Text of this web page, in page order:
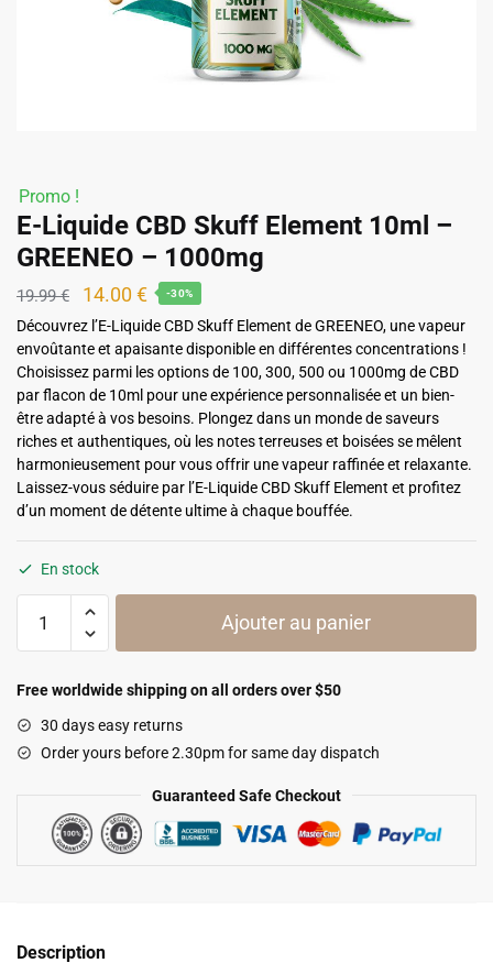
Promo !
E-Liquide CBD Skuff Element 10ml –
GREENEO – 1000mg
19.99€
Le
prix
initial
était :
19.99 €.
14.00 €Le
prix
actuel
est :
14.00 €.
-30%
Découvrez l’E-Liquide CBD Skuff Element de GREENEO, une vapeur
envoûtante et apaisante disponible en différentes concentrations !
Choisissez parmi les options de 100, 300, 500 ou 1000mg de CBD
par flacon de 10ml pour une expérience personnalisée et un bien-
être adapté à vos besoins. Plongez dans un monde de saveurs
riches et authentiques, où les notes terreuses et boisées se mêlent
harmonieusement pour vous offrir une vapeur raffinée et relaxante.
Laissez-vous séduire par l’E-Liquide CBD Skuff Element et profitez
d’un moment de détente ultime à chaque bouffée.
En stock
Liquide
Skuff
Element
GREENEO
Ajouter au panier
Free worldwide shipping on all orders over $50
30 days easy returns
Order yours before 2.30pm for same day dispatch
Guaranteed Safe Checkout
Description